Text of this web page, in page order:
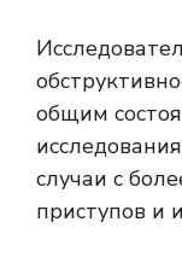
общим
случаи с
приступов и